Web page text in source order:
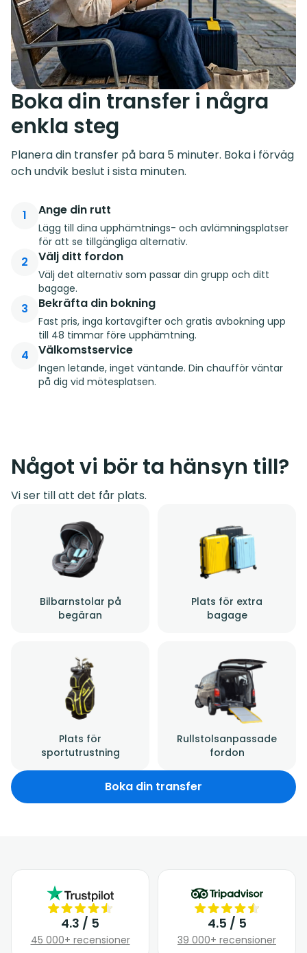
Boka din transfer i några
enkla steg
Planera din transfer på bara 5 minuter. Boka i förväg
och undvik beslut i sista minuten.
1 Ange din rutt
Lägg till dina upphämtnings- och avlämningsplatser
för att se tillgängliga alternativ.
2 Välj ditt fordon
Välj det alternativ som passar din grupp och ditt
bagage.
3 Bekräfta din bokning
Fast pris, inga kortavgifter och gratis avbokning upp
till 48 timmar före upphämtning.
4 Välkomstservice
Ingen letande, inget väntande. Din chaufför väntar
på dig vid mötesplatsen.
Något vi bör ta hänsyn till?
Vi ser till att det får plats.
Bilbarnstolar på
begäran
Plats för extra
bagage
Plats för
sportutrustning
Rullstolsanpassade
fordon
Boka din transfer
4.3 / 5
45 000+ recensioner
4.5 / 5
39 000+ recensioner